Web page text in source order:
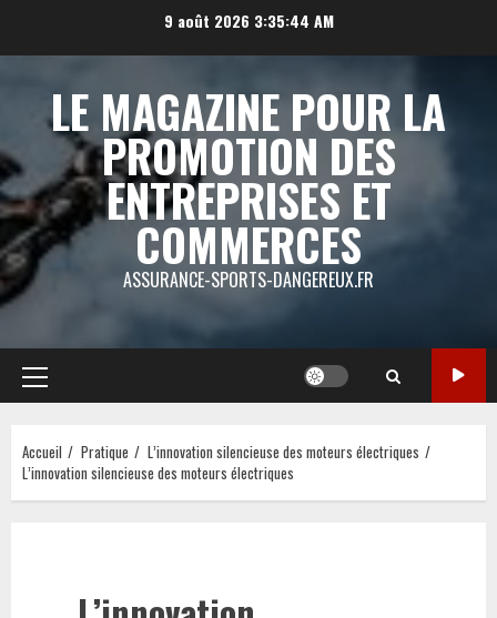
9 août 2026 3:35:45 AM
LE MAGAZINE POUR LA
PROMOTION DES
ENTREPRISES ET
COMMERCES
ASSURANCE-SPORTS-DANGEREUX.FR
Menu
principal
Accueil Pratique
L’innovation silencieuse des moteurs électriques
L’innovation silencieuse des moteurs électriques